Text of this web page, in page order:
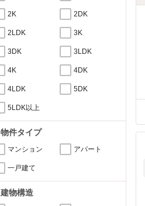
2K 2DK
2LDK 3K
3DK 3LDK
4K 4DK
4LDK 5DK
5LDK以上
物件タイプ
マンション アパート
一戸建て
建物構造